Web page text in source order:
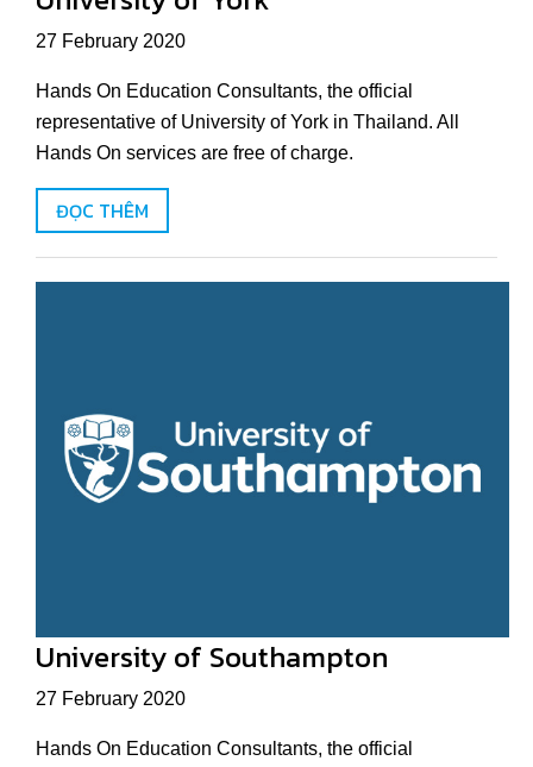
27 February 2020
Hands On Education Consultants, the official
representative of University of York in Thailand. All
Hands On services are free of charge.
ĐỌC THÊM
University of Southampton
27 February 2020
Hands On Education Consultants, the official